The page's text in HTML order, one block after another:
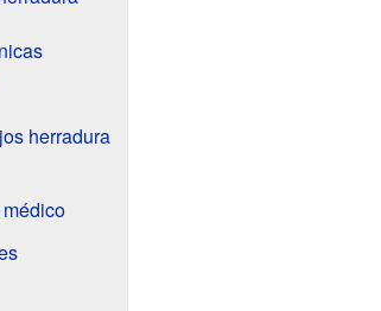
herradura